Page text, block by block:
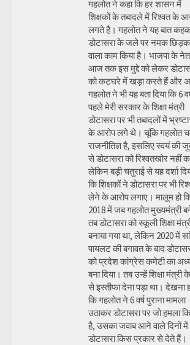
गहलोत ने कहा कि हर शासन में
शिक्षकों के तबादले में रिश्वत के
लगते है। गहलोत ने यह बात
डोटासरा के जले पर नमक
वाला काम किया है। भाजपा के
आज तक इस मुद्दे को लेकर
को कटघरे में खड़ा करते हैं और
गहलोत ने भी यह बता दिया कि 6
पहले मेरी सरकार के शिक्षा मंत्री
डोटासरा पर भी तबादलों में
के आरोप लगे थे। चूंकि गहलोत
राजनीतिज्ञ है, इसलिए स्वयं की
से डोटासरा को रिश्वतखोर नहीं
लेकिन बड़ी चतुराई से यह दर्शा
कि शिक्षकों ने डोटासरा पर भी
लेने के आरोप लगाए। मालूम हो कि
2018 में जब गहलोत मुख्यमंत्री
तब डोटासरा को स्कूली शिक्षा
बनाया गया था, लेकिन 2020 में
पायलट की बगावत के बाद
को प्रदेश कांग्रेस कमेटी का
बना दिया। तब उन्हें शिक्षा मंत्री
से इस्तीफा देना पड़ा था। देखना
कि गहलोत ने 6 वर्ष पुराना मामला
उठाकर डोटासरा पर जो हमला
है, उसका जवाब आने वाले दिनों में
डोटासरा किस प्रकार से देते हैं।